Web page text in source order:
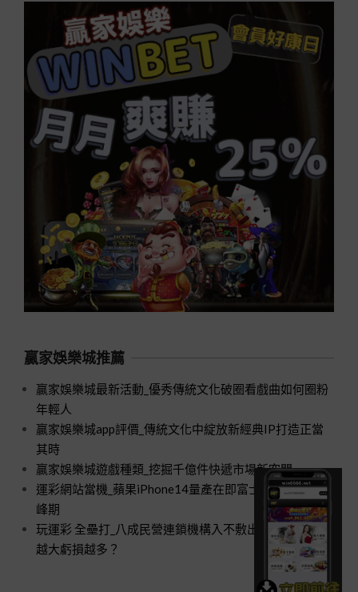
贏家娛樂城推薦
贏家娛樂城最新活動_優秀傳統文化破圈看戲曲如何圈粉
年輕人
贏家娛樂城app評價_傳統文化中綻放新經典IP打造正當
其時
贏家娛樂城遊戲種類_挖掘千億件快遞市場新空間
運彩網站當機_蘋果iPhone14量產在即富士康招工進入高
峰期
玩運彩 全壘打_八成民營連鎖機構入不敷出口腔醫療規模
越大虧損越多？